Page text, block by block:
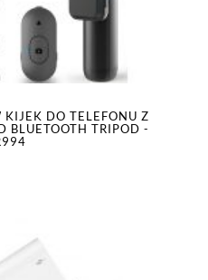
KIJEK DO TELEFONU Z
BLUETOOTH TRIPOD -